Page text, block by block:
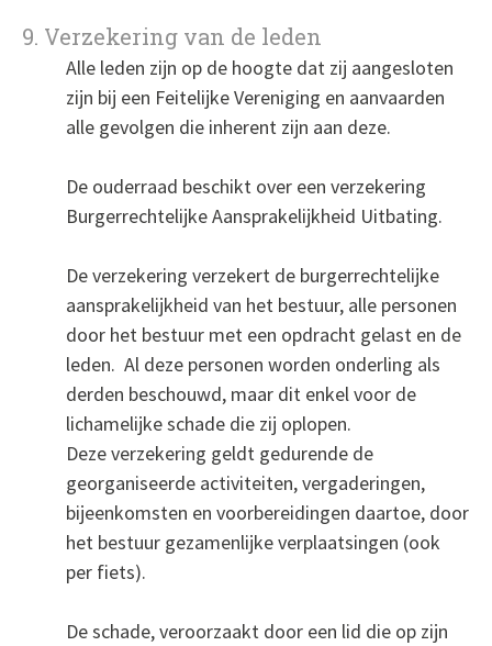
9. Verzekering van de leden
Alle leden zijn op de hoogte dat zij aangesloten
zijn bij een Feitelijke Vereniging en aanvaarden
alle gevolgen die inherent zijn aan deze.
De ouderraad beschikt over een verzekering
Burgerrechtelijke Aansprakelijkheid Uitbating.
De verzekering verzekert de burgerrechtelijke
aansprakelijkheid van het bestuur, alle personen
door het bestuur met een opdracht gelast en de
leden. Al deze personen worden onderling als
derden beschouwd, maar dit enkel voor de
lichamelijke schade die zij oplopen.
Deze verzekering geldt gedurende de
georganiseerde activiteiten, vergaderingen,
bijeenkomsten en voorbereidingen daartoe, door
het bestuur gezamenlijke verplaatsingen (ook
per fiets).
De schade, veroorzaakt door een lid die op zijn